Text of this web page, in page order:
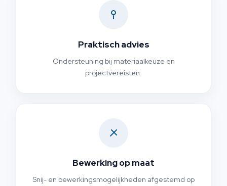
Praktisch advies
Ondersteuning bij materiaalkeuze en
projectvereisten.
Bewerking op maat
Snij- en bewerkingsmogelijkheden afgestemd op